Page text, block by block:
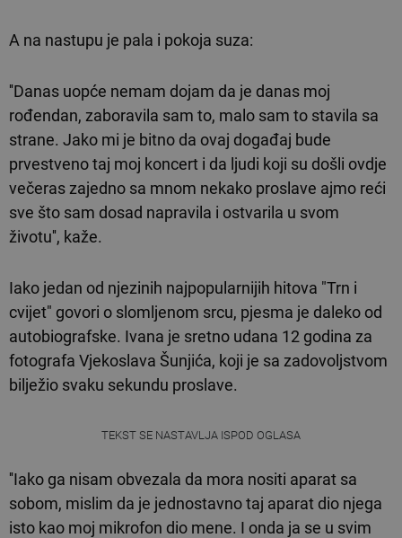
A na nastupu je pala i pokoja suza:
''Danas uopće nemam dojam da je danas moj
rođendan, zaboravila sam to, malo sam to stavila sa
strane. Jako mi je bitno da ovaj događaj bude
prvestveno taj moj koncert i da ljudi koji su došli ovdje
večeras zajedno sa mnom nekako proslave ajmo reći
sve što sam dosad napravila i ostvarila u svom
životu'', kaže.
Iako jedan od njezinih najpopularnijih hitova "Trn i
cvijet" govori o slomljenom srcu, pjesma je daleko od
autobiografske. Ivana je sretno udana 12 godina za
fotografa Vjekoslava Šunjića, koji je sa zadovoljstvom
bilježio svaku sekundu proslave.
TEKST SE NASTAVLJA ISPOD OGLASA
''Iako ga nisam obvezala da mora nositi aparat sa
sobom, mislim da je jednostavno taj aparat dio njega
isto kao moj mikrofon dio mene. I onda ja se u svim